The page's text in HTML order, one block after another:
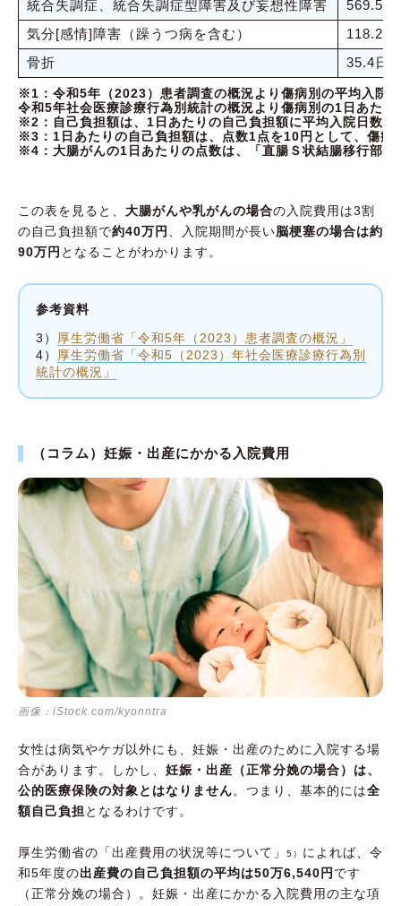
統合失調症、統合失調症型障害及び妄想性障害
569.5日
気分[感情]障害（躁うつ病を含む）
118.2日
骨折
35.4日
※1：令和5年（2023）患者調査の概況より傷病別の平均入院
令和5年社会医療診療行為別統計の概況より傷病別の1日あた
※2：自己負担額は、1日あたりの自己負担額に平均入院日数
※3：1日あたりの自己負担額は、点数1点を10円として、傷
※4：大腸がんの1日あたりの点数は、「直腸Ｓ状結腸移行部
この表を見ると、 大腸がんや乳がんの場合の入院費用は3割
の自己負担額で約40万円 、入院期間が長い脳梗塞の場合は約
90万円 となることがわかります。
参考資料
3） 厚生労働省「令和5年（2023）患者調査の概況」
4） 厚生労働省「令和5（2023）年社会医療診療行為別
統計の概況」
（コラム）妊娠・出産にかかる入院費用
画像：iStock.com/kyonntra
女性は病気やケガ以外にも、妊娠・出産のために入院する場
合があります。しかし、 妊娠・出産（正常分娩の場合）は、
公的医療保険の対象とはなりません。つまり、基本的には全
額自己負担 となるわけです。
厚生労働省の「出産費用の状況等について」 5） によれば、令
和5年度の出産費の自己負担額の平均は50万6,540円 です
（正常分娩の場合）。妊娠・出産にかかる入院費用の主な項